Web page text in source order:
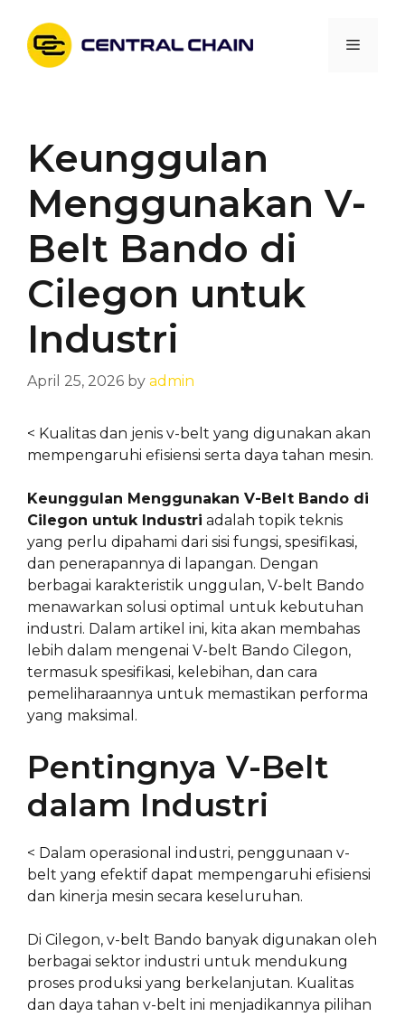
content
Menu
Keunggulan
Menggunakan V-
Belt Bando di
Cilegon untuk
Industri
April 25, 2026 by admin
< Kualitas dan jenis v-belt yang digunakan akan
mempengaruhi efisiensi serta daya tahan mesin.
Keunggulan Menggunakan V-Belt Bando di
Cilegon untuk Industri adalah topik teknis
yang perlu dipahami dari sisi fungsi, spesifikasi,
dan penerapannya di lapangan. Dengan
berbagai karakteristik unggulan, V-belt Bando
menawarkan solusi optimal untuk kebutuhan
industri. Dalam artikel ini, kita akan membahas
lebih dalam mengenai V-belt Bando Cilegon,
termasuk spesifikasi, kelebihan, dan cara
pemeliharaannya untuk memastikan performa
yang maksimal.
Pentingnya V-Belt
dalam Industri
< Dalam operasional industri, penggunaan v-
belt yang efektif dapat mempengaruhi efisiensi
dan kinerja mesin secara keseluruhan.
Di Cilegon, v-belt Bando banyak digunakan oleh
berbagai sektor industri untuk mendukung
proses produksi yang berkelanjutan. Kualitas
dan daya tahan v-belt ini menjadikannya pilihan